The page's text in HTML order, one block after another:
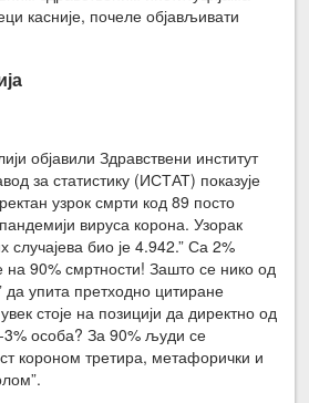
касније, почеле објављивати
објавили Здравствени институт
за статистику (ИСТАТ) показује
узрок смрти код 89 посто
вируса корона. Узорак
случајева био је 4.942.” Са 2%
90% смртности! Зашто се нико од
да упита претходно цитиране
стоје на позицији да директно од
3% особа? За 90% људи се
короном третира, метафорички и